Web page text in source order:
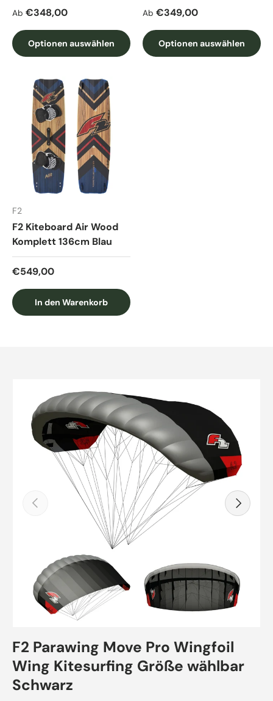
Normaler Preis
Ab €348,00
Optionen auswählen
Normaler Preis
Ab €349,00
Optionen auswählen
F2
F2 Kiteboard Air Wood
Komplett 136cm Blau
Normaler Preis
€549,00
In den Warenkorb
Zu Produktinformationen springen
Vorherige Nächste
F2 Parawing Move Pro Wingfoil
Wing Kitesurfing Größe wählbar
Schwarz